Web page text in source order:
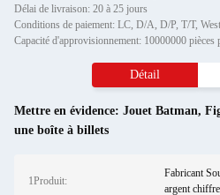
Délai de livraison: 20 à 25 jours
Conditions de paiement: LC, D/A, D/P, T/T,
Capacité d'approvisionnement: 10000000 pièces
Détail
Mettre en évidence: Jouet Batman,
une boîte à billets
1Produit:
Fabricant
argent